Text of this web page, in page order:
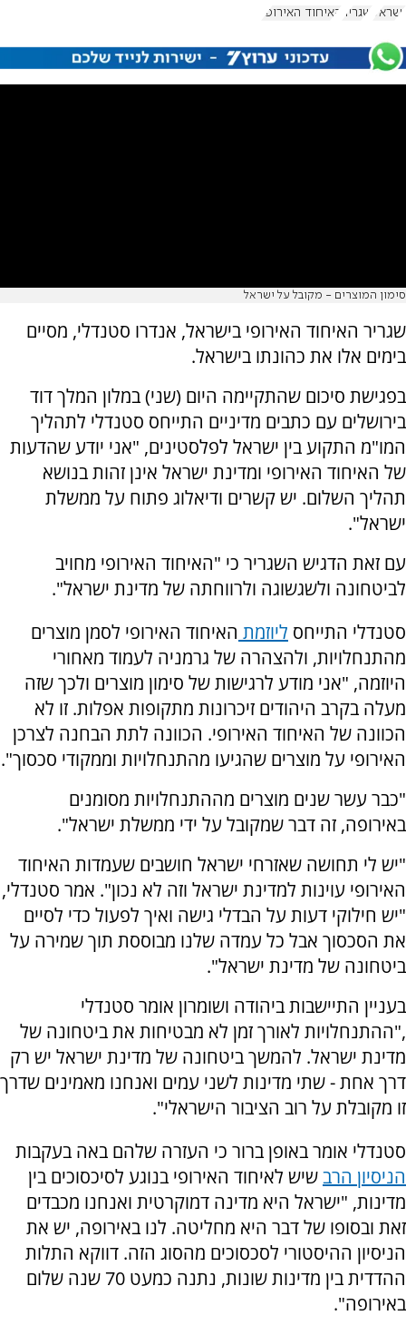
ישראל שגריר האיחוד האירופי
סימון המוצרים - מקובל על ישראל
שגריר האיחוד האירופי בישראל, אנדרו סטנדלי, מסיים
בימים אלו את כהונתו בישראל.
בפגישת סיכום שהתקיימה היום (שני) במלון המלך דוד
בירושלים עם כתבים מדיניים התייחס סטנדלי לתהליך
המו"מ התקוע בין ישראל לפלסטינים, "אני יודע שהדעות
של האיחוד האירופי ומדינת ישראל אינן זהות בנושא
תהליך השלום. יש קשרים ודיאלוג פתוח על ממשלת
ישראל".
עם זאת הדגיש השגריר כי "האיחוד האירופי מחויב
לביטחונה ולשגשוגה ולרווחתה של מדינת ישראל".
סטנדלי התייחס ליוזמת האיחוד האירופי לסמן מוצרים
מהתנחלויות, ולהצהרה של גרמניה לעמוד מאחורי
היוזמה, "אני מודע לרגישות של סימון מוצרים ולכך שזה
מעלה בקרב היהודים זיכרונות מתקופות אפלות. זו לא
הכוונה של האיחוד האירופי. הכוונה לתת הבחנה לצרכן
האירופי על מוצרים שהגיעו מהתנחלויות וממקודי סכסוך".
"כבר עשר שנים מוצרים מההתנחלויות מסומנים
באירופה, זה דבר שמקובל על ידי ממשלת ישראל".
"יש לי תחושה שאזרחי ישראל חושבים שעמדות האיחוד
האירופי עוינות למדינת ישראל וזה לא נכון". אמר סטנדלי,
"יש חילוקי דעות על הבדלי גישה ואיך לפעול כדי לסיים
את הסכסוך אבל כל עמדה שלנו מבוססת תוך שמירה על
ביטחונה של מדינת ישראל".
בעניין התיישבות ביהודה ושומרון אומר סטנדלי
,"ההתנחלויות לאורך זמן לא מבטיחות את ביטחונה של
מדינת ישראל. להמשך ביטחונה של מדינת ישראל יש רק
דרך אחת - שתי מדינות לשני עמים ואנחנו מאמינים שדרך
זו מקובלת על רוב הציבור הישראלי".
סטנדלי אומר באופן ברור כי העזרה שלהם באה בעקבות
הניסיון הרבשיש לאיחוד האירופי בנוגע לסיכסוכים בין
מדינות, "ישראל היא מדינה דמוקרטית ואנחנו מכבדים
זאת ובסופו של דבר היא מחליטה. לנו באירופה, יש את
הניסיון ההיסטורי לסכסוכים מהסוג הזה. דווקא התלות
ההדדית בין מדינות שונות, נתנה כמעט 70 שנה שלום
באירופה".